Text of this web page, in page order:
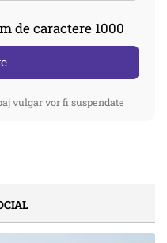
de caractere 1000
vulgar vor fi suspendate